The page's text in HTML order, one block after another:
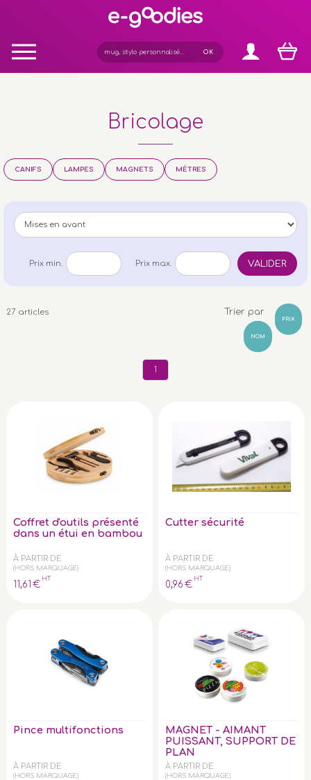
Bricolage
CANIFS LAMPES MAGNETS MÈTRES
Prix min. Prix max. VALIDER
27 articles Trier par
PRIX
NOM
1
Coffret d'outils présenté
dans un étui en bambou
À PARTIR DE
(HORS MARQUAGE)
11,61 €
HT
Cutter sécurité
À PARTIR DE
(HORS MARQUAGE)
0,96 €
HT
Pince multifonctions
À PARTIR DE
(HORS MARQUAGE)
MAGNET - AIMANT
PUISSANT, SUPPORT DE
PLAN
À PARTIR DE
(HORS MARQUAGE)